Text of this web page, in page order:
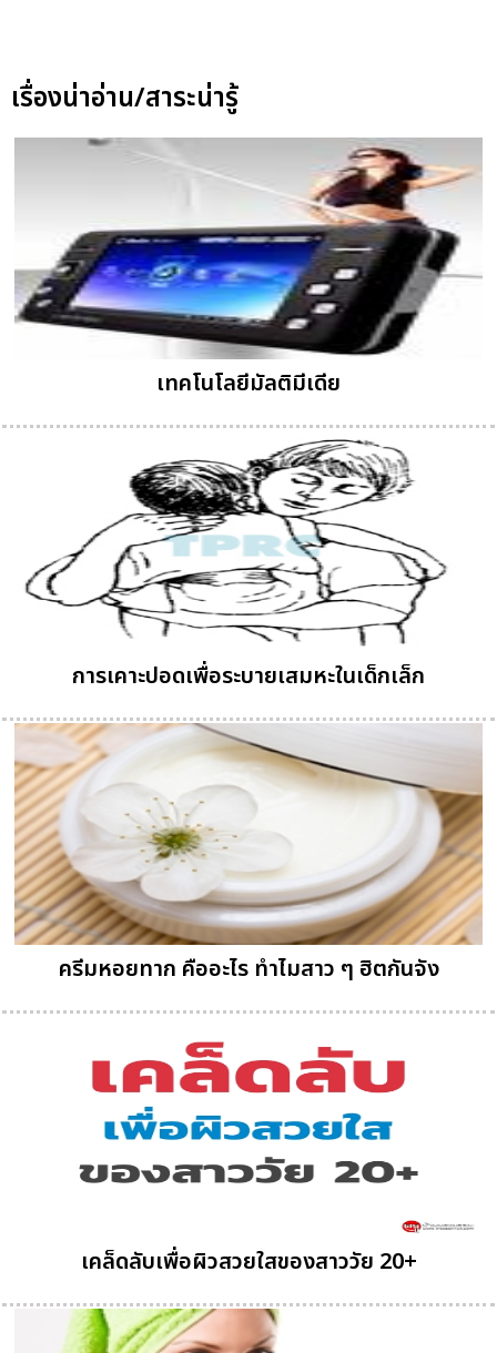
เรื่องน่าอ่าน/สาระน่ารู้
เทคโนโลยีมัลติมีเดีย
การเคาะปอดเพื่อระบายเสมหะในเด็กเล็ก
ครีมหอยทาก คืออะไร ทำไมสาว ๆ ฮิตกันจัง
เคล็ดลับเพื่อผิวสวยใสของสาววัย 20+